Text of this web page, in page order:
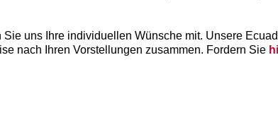
uns Ihre individuellen Wünsche mit. Unsere
nach Ihren Vorstellungen zusammen. Fordern Sie